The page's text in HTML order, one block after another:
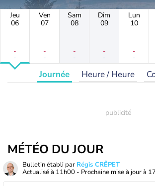
Jeu
06
-
-
Ven
07
-
-
Sam
08
-
-
Dim
09
-
-
Lun
10
-
-
Journée Heure / Heure
MÉTÉO DU JOUR
Bulletin établi par Régis CRÊPET
Actualisé à 11h00 - Prochaine mise à jour à